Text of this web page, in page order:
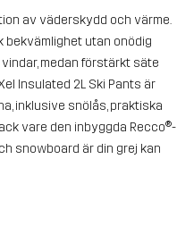
av väderskydd och värme.
utan onödig
medan förstärkt säte
Insulated 2L Ski Pants är
inklusive snölås, praktiska
vare den inbyggda Recco®-
snowboard är din grej kan